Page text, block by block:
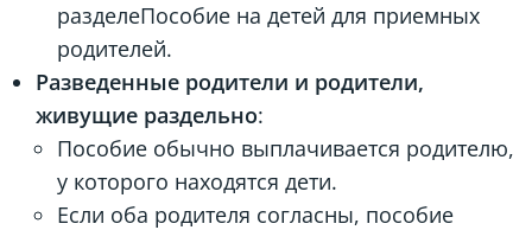
разделеПособие на детей для приемных
родителей.
Разведенные родители и родители,
живущие раздельно:
Пособие обычно выплачивается родителю,
у которого находятся дети.
Если оба родителя согласны, пособие